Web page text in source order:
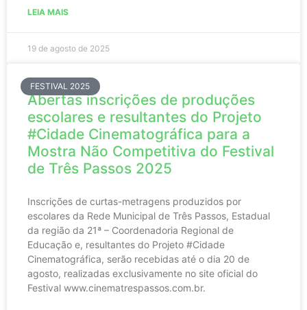
LEIA MAIS
19 de agosto de 2025
FESTIVAL 2025
Abertas inscrições de produções
escolares e resultantes do Projeto
#Cidade Cinematográfica para a
Mostra Não Competitiva do Festival
de Três Passos 2025
Inscrições de curtas-metragens produzidos por
escolares da Rede Municipal de Três Passos, Estadual
da região da 21ª – Coordenadoria Regional de
Educação e, resultantes do Projeto #Cidade
Cinematográfica, serão recebidas até o dia 20 de
agosto, realizadas exclusivamente no site oficial do
Festival www.cinematrespassos.com.br.